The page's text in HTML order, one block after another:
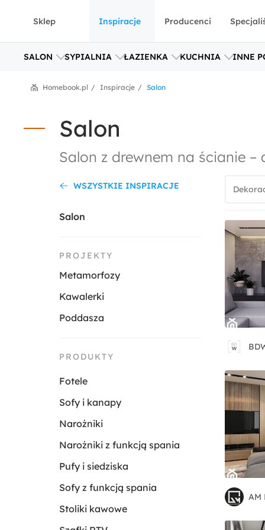
Sklep Inspiracje
SALON SYPIALNIA ŁAZIENKA KUCHNIA INNE
Producenci
Salon
Inspiracje
Homebook.pl
Salon
Salon z drewnem na ścianie
AM
WSZYSTKIE INSPIRACJE
Salon
PROJEKTY
Metamorfozy
Kawalerki
Poddasza
PRODUKTY
Fotele
Sofy i kanapy
Narożniki
Narożniki z funkcją spania
Pufy i siedziska
Sofy z funkcją spania
Stoliki kawowe